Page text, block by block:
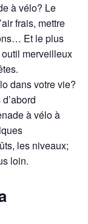
à vélo? Le
frais, mettre
Et le plus
outil merveilleux
dans votre vie?
à vélo à
les niveaux;
loin.